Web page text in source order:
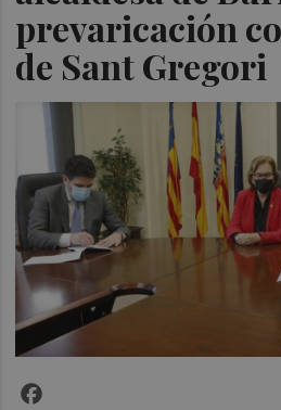
prevaricación
de Sant Gregori